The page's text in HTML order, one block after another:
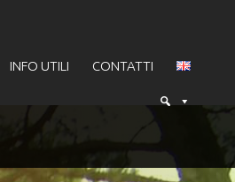
INFO UTILI CONTATTI